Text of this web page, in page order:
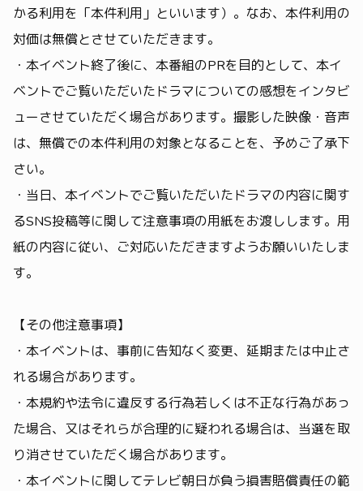
かる利用を「本件利用」といいます）。なお、本件利用の
対価は無償とさせていただきます。
・本イベント終了後に、本番組のPRを目的として、本イ
ベントでご覧いただいたドラマについての感想をインタビ
ューさせていただく場合があります。撮影した映像・音声
は、無償での本件利用の対象となることを、予めご了承下
さい。
・当日、本イベントでご覧いただいたドラマの内容に関す
るSNS投稿等に関して注意事項の用紙をお渡しします。用
紙の内容に従い、ご対応いただきますようお願いいたしま
す。
【その他注意事項】
・本イベントは、事前に告知なく変更、延期または中止さ
れる場合があります。
・本規約や法令に違反する行為若しくは不正な行為があっ
た場合、又はそれらが合理的に疑われる場合は、当選を取
り消させていただく場合があります。
・本イベントに関してテレビ朝日が負う損害賠償責任の範